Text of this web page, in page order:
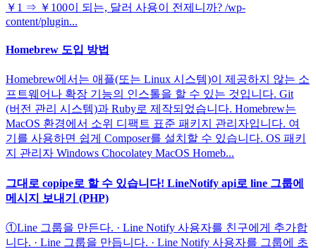
￥1 ⇒ ￥100이 되는, 달러 사용이 전제니까? /wp-
content/plugin...
Homebrew 도입 방법
Homebrew에서는 애플(또는 Linux 시스템)이 제공하지 않는 소
프트웨어나 확장 기능의 인스톨을 할 수 있는 것입니다. Git
(버전 관리 시스템)과 Ruby로 제작되었습니다. Homebrew는
MacOS 환경에서 소위 디팩트 표준 패키지 관리자입니다. 여
기를 사용하면 쉽게 Composer를 설치할 수 있습니다. OS 패키
지 관리자 Windows Chocolatey MacOS Homeb...
그대로 copipe로 할 수 있습니다! LineNotify api로 line 그룹에
메시지 보내기 (PHP)
①Line 그룹을 만든다. · Line Notify 사용자를 친구에게 추가합
니다. · Line 그룹을 만듭니다. · Line Notify 사용자를 그룹에 초